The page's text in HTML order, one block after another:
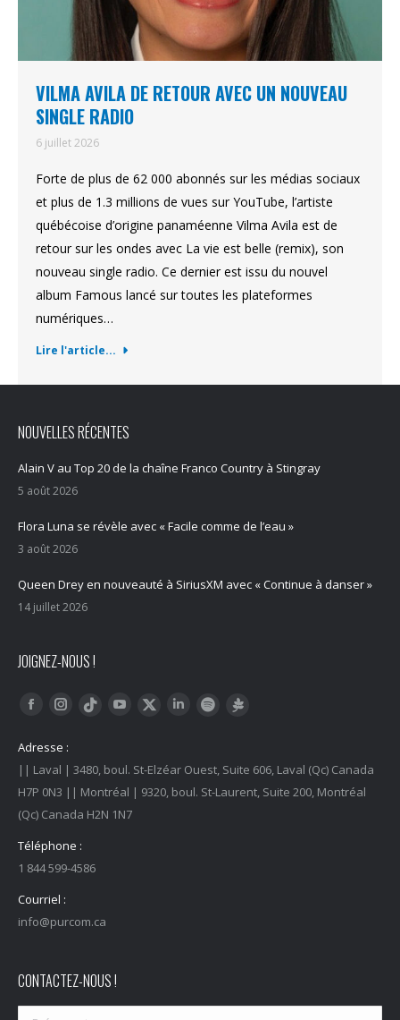
VILMA AVILA DE RETOUR AVEC UN NOUVEAU
SINGLE RADIO
6 juillet 2026
Forte de plus de 62 000 abonnés sur les médias sociaux
et plus de 1.3 millions de vues sur YouTube, l’artiste
québécoise d’origine panaméenne Vilma Avila est de
retour sur les ondes avec La vie est belle (remix), son
nouveau single radio. Ce dernier est issu du nouvel
album Famous lancé sur toutes les plateformes
numériques…
Lire l'article...
NOUVELLES RÉCENTES
Alain V au Top 20 de la chaîne Franco Country à Stingray
5 août 2026
Flora Luna se révèle avec « Facile comme de l’eau »
3 août 2026
Queen Drey en nouveauté à SiriusXM avec « Continue à danser »
14 juillet 2026
JOIGNEZ-NOUS !
Trouvez nous sur :
FacebookInstagram
Tiktok YouTubeTwitter LinkedInSpotify
Adresse :
|| Laval | 3480, boul. St-Elzéar Ouest, Suite 606, Laval (Qc) Canada
H7P 0N3 || Montréal | 9320, boul. St-Laurent, Suite 200, Montréal
(Qc) Canada H2N 1N7
Téléphone :
1 844 599-4586
Courriel :
info@purcom.ca
CONTACTEZ-NOUS !